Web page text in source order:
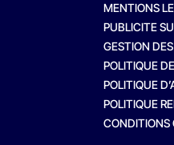
MENTIONS
PUBLICITE
GESTION
POLITIQUE
POLITIQUE
POLITIQUE
CONDITIONS